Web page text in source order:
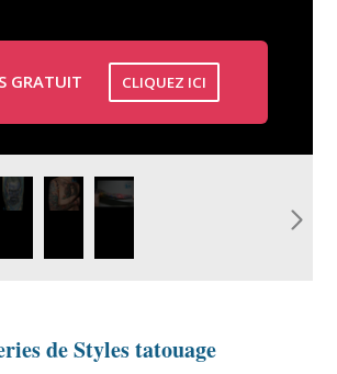
GRATUIT CLIQUEZ ICI
elfe-
couleur-
tiki.jpg
modele-tatouage-
realiste-couleur-
motif-
tatouage-
tatouage-
de Styles tatouage